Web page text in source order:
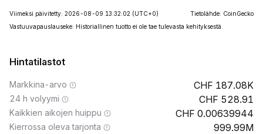
Viimeksi päivitetty: 2026-08-09 13:32:02 (UTC+0)
Tietolähde: CoinGecko
Vastuuvapauslauseke: Historiallinen tuotto ei ole tae tulevasta kehityksestä.
Hintatilastot
Markkina-arvo 187.08K
24 h volyymi 528.91
Kaikkien aikojen huippu 0.00639944
Kierrossa oleva tarjonta 999.99M